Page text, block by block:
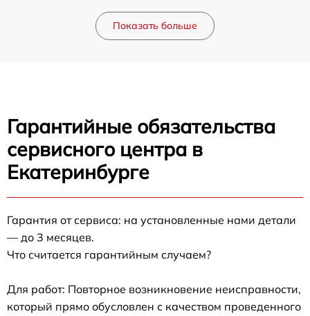
Показать больше
Гарантийные обязательства
сервисного центра в
Екатеринбурге
Гарантия от сервиса: на установленные нами детали
— до 3 месяцев.
Что считается гарантийным случаем?
Для работ: Повторное возникновение неисправности,
который прямо обусловлен с качеством проведенного